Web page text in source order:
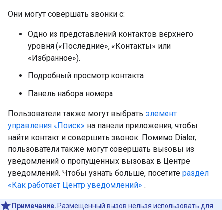
Они могут совершать звонки с:
Одно из представлений контактов верхнего
уровня («Последние», «Контакты» или
«Избранное»).
Подробный просмотр контакта
Панель набора номера
Пользователи также могут выбрать элемент
управления «Поиск» на панели приложения, чтобы
найти контакт и совершить звонок. Помимо Dialer,
пользователи также могут совершать вызовы из
уведомлений о пропущенных вызовах в Центре
уведомлений. Чтобы узнать больше, посетите раздел
«Как работает Центр уведомлений» .
Примечание. Размещенный вызов нельзя использовать для